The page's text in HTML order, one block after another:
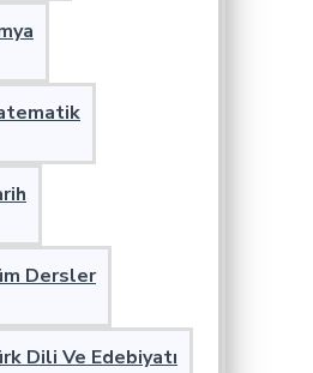
Dersler
Dili Ve Edebiyatı